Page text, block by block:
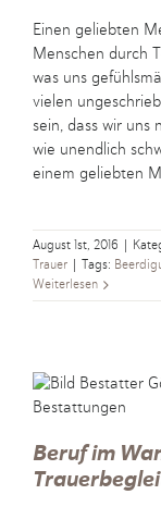
Einen geliebten
Menschen durch
was uns
vielen
sein, dass wir uns
wie unendlich
einem geliebten
August 1st, 2016
Trauer
Tags:
Weiterlesen
Beruf im